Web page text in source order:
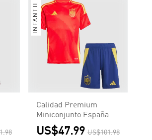
INFANTIL
Calidad Premium
Miniconjunto España
Euro Primera
Equipación Local Niño
US$47.99 US$101.98